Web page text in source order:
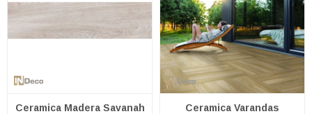
Ceramica Madera Savanah
Ceramica Varandas